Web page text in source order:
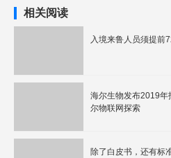
相关阅读
入境来鲁人员须提前
海尔生物发布2019年
尔物联网探索
除了白皮书，还有标